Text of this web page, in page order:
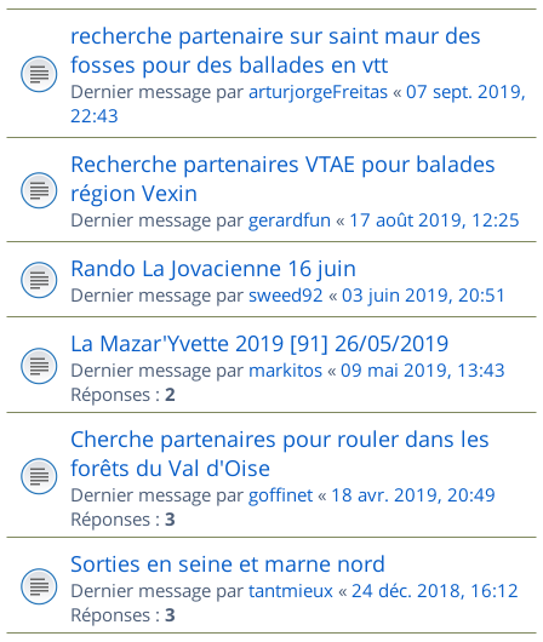
recherche partenaire sur saint maur des
fosses pour des ballades en vtt
Dernier message par arturjorgeFreitas « 07 sept. 2019,
22:43
Recherche partenaires VTAE pour balades
région Vexin
Dernier message par gerardfun « 17 août 2019, 12:25
Rando La Jovacienne 16 juin
Dernier message par sweed92 « 03 juin 2019, 20:51
La Mazar'Yvette 2019 [91] 26/05/2019
Dernier message par markitos « 09 mai 2019, 13:43
Réponses : 2
Cherche partenaires pour rouler dans les
forêts du Val d'Oise
Dernier message par goffinet « 18 avr. 2019, 20:49
Réponses : 3
Sorties en seine et marne nord
Dernier message par tantmieux « 24 déc. 2018, 16:12
Réponses : 3